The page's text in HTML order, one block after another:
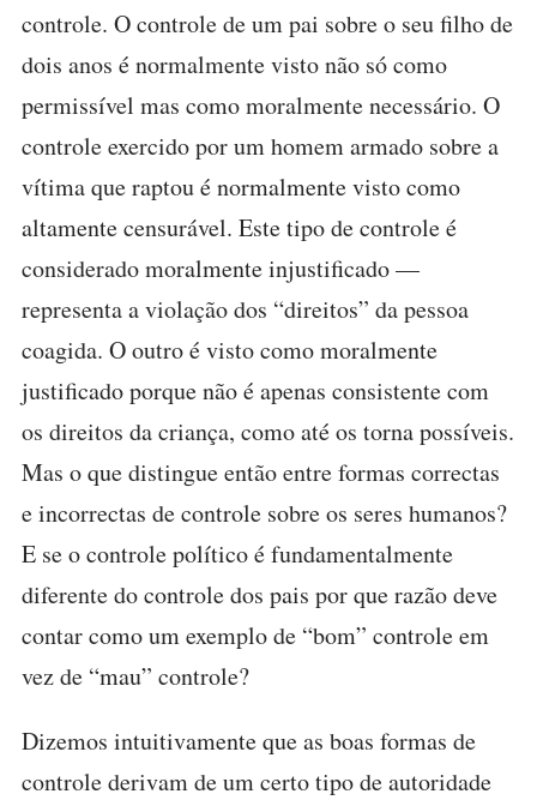
controle. O controle de um pai sobre o seu filho de
dois anos é normalmente visto não só como
permissível mas como moralmente necessário. O
controle exercido por um homem armado sobre a
vítima que raptou é normalmente visto como
altamente censurável. Este tipo de controle é
considerado moralmente injustificado —
representa a violação dos “direitos” da pessoa
coagida. O outro é visto como moralmente
justificado porque não é apenas consistente com
os direitos da criança, como até os torna possíveis.
Mas o que distingue então entre formas correctas
e incorrectas de controle sobre os seres humanos?
E se o controle político é fundamentalmente
diferente do controle dos pais por que razão deve
contar como um exemplo de “bom” controle em
vez de “mau” controle?
Dizemos intuitivamente que as boas formas de
controle derivam de um certo tipo de autoridade